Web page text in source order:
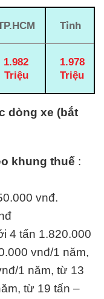
Tỉnh
1.982
Triệu
1.978
Triệu
dòng xe (bắt
khung thuế :
vnđ.
4 tấn 1.820.000
vnđ/1 năm,
1 năm, từ 13
từ 19 tấn –